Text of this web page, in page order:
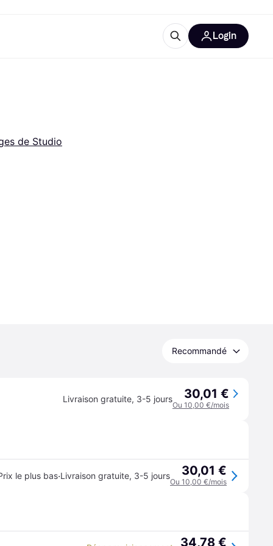
Login
de Studio
Recommandé
Livraison gratuite, 3-5 jours 30,01 €
Ou 10,00 €/mois
le plus bas·Livraison gratuite, 3-5 jours 30,01 €
Ou 10,00 €/mois
34,78 €